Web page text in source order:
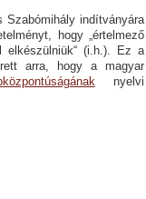
indítványára
hogy „értelmező
elkészülniük“ (i.h.). Ez a
arra, hogy a magyar
nyelvi